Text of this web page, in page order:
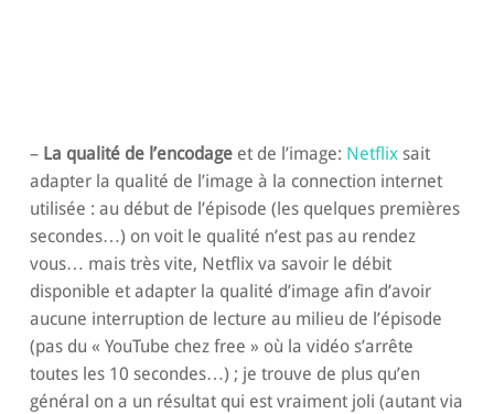
– La qualité de l’encodageet de l’image: Netflixsait
adapter la qualité de l’image à la connection internet
utilisée : au début de l’épisode (les quelques premières
secondes…) on voit le qualité n’est pas au rendez
vous… mais très vite, Netflix va savoir le débit
disponible et adapter la qualité d’image afin d’avoir
aucune interruption de lecture au milieu de l’épisode
(pas du « YouTube chez free » où la vidéo s’arrête
toutes les 10 secondes…) ; je trouve de plus qu’en
général on a un résultat qui est vraiment joli (autant via